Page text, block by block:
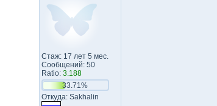
Стаж: 17 лет 5 мес.
Сообщений: 50
Ratio: 3.188
33.71%
Откуда: Sakhalin